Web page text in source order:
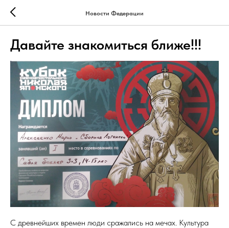
Новости Федерации
Давайте знакомиться ближе!!!
С древнейших времен люди сражались на мечах. Культура